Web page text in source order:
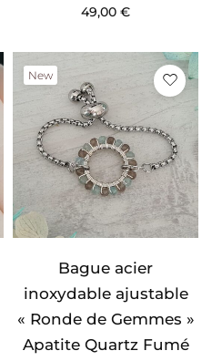
49,00 €
New
Bague acier
inoxydable ajustable
« Ronde de Gemmes »
Apatite Quartz Fumé